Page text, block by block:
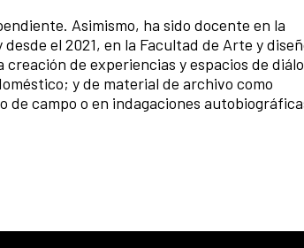
Asimismo, ha sido docente en la
el 2021, en la Facultad de Arte y
de experiencias y espacios de
y de material de archivo como
campo o en indagaciones